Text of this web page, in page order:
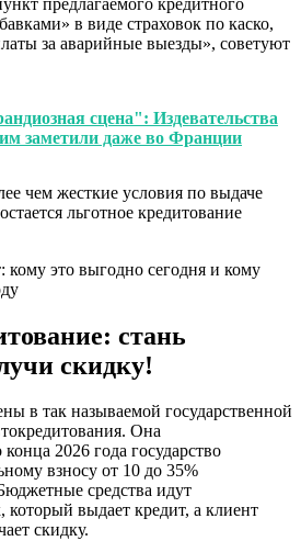
в виде страховок по каско,
за аварийные выезды», советуют
сцена": Издевательства
заметили даже во Франции
чем жесткие условия по выдаче
льготное кредитование
стань
скидку!
в так называемой государственной
Она
2026 года государство
взносу от 10 до 35%
средства идут
который выдает кредит, а клиент
скидку.